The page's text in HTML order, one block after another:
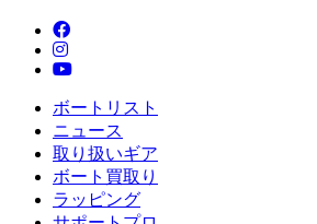
ボートリスト
ニュース
取り扱いギア
ボート買取り
ラッピング